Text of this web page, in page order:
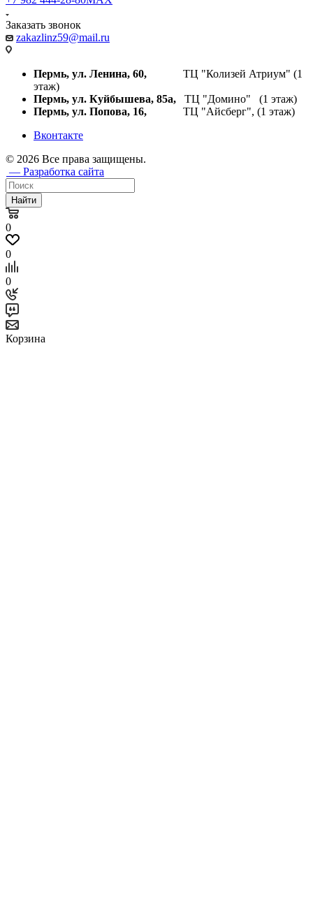
Заказать звонок
zakazlinz59@mail.ru
Пермь, ул. Ленина, 60, ТЦ "Колизей Атриум" (1
этаж)
Пермь, ул. Куйбышева, 85а, ТЦ "Домино" (1 этаж)
Пермь, ул. Попова, 16, ТЦ "Айсберг", (1 этаж)
Вконтакте
© 2026 Все права защищены.
— Разработка сайта
Найти
0
0
0
Корзина